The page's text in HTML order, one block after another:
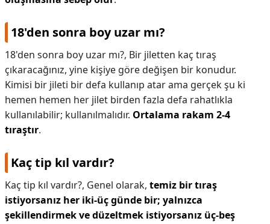
18'den sonra boy uzar mı?
18'den sonra boy uzar mı?, Bir jiletten kaç tıraş
çıkaracağınız, yine kişiye göre değişen bir konudur.
Kimisi bir jileti bir defa kullanıp atar ama gerçek şu ki
hemen hemen her jilet birden fazla defa rahatlıkla
kullanılabilir; kullanılmalıdır. Ortalama rakam 2-4
tıraştır.
Kaç tip kıl vardır?
Kaç tip kıl vardır?, Genel olarak, temiz bir tıraş
istiyorsanız her iki-üç günde bir; yalnızca
şekillendirmek ve düzeltmek istiyorsanız üç-beş